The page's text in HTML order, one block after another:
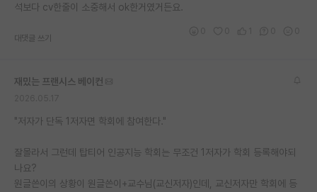
석보다 cv한줄이 소중해서 ok한거였거든요.
대댓글 쓰기
재밌는 프랜시스 베이컨
"저자가 단독 1저자면 학회에 참여한다."
잘몰라서 그런데 탑티어 인공지능 학회는 무조건 1저자가 학회 등록해야되
나요?
원글쓴이의 상황이 원글쓴이+교수님(교신저자)인데, 교신저자만 학회에 등